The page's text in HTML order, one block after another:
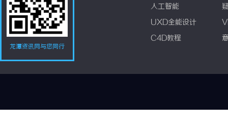
龙潭资讯网与您同行
人工智能
UXD全能设计
C4D教程